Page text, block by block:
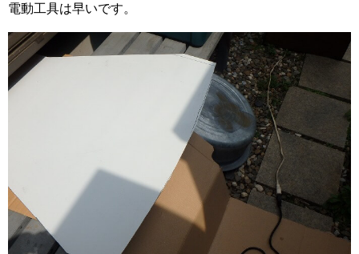
電動工具は早いです。